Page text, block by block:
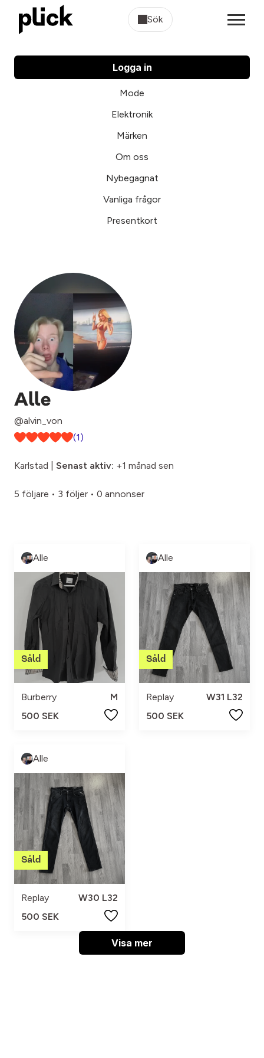
Sök
Logga in
Mode
Elektronik
Märken
Om oss
Nybegagnat
Vanliga frågor
Presentkort
Alle
@alvin_von
(1)
Karlstad | Senast aktiv: +1 månad sen
5 följare • 3 följer • 0 annonser
Alle
Burberry
M
500 SEK
Alle
Replay
W31 L32
500 SEK
Alle
Replay
W30 L32
500 SEK
Visa mer